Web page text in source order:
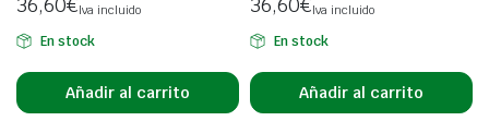
Iva incluido
En stock
Añadir al carrito
Iva incluido
En stock
Añadir al carrito